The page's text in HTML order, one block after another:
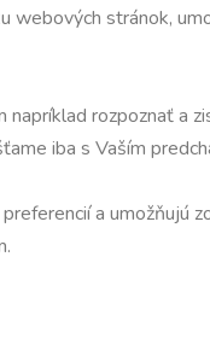
webových stránok,
napríklad rozpoznať a
iba s Vaším
a umožňujú